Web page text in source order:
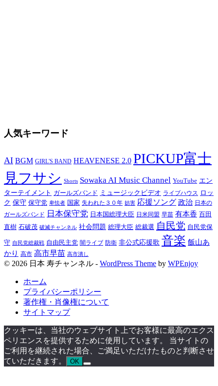
人気キーワード
AI BGM GIRL'S BAND HEAVENESE 2.0 PICKUP富士
見フサシ Shorts Sowaka AI Music Channel YouTube エン
ターテイメント ガールズバンド ミュージックビデオ ライブハウス ロッ
ク 保守 保守党 卑怯者 国家 失われた３０年 妨害 応援ソング 政治 日本の
ガールズバンド
日本保守党 日本国総理大臣 日米同盟 早苗 有本香 百田
直樹 石破茂 破滅チャンネル 社会問題 総理大臣 総裁選 自民党 自民党保
守 自民党総裁戦 自由民主党 闇ライブ 防衛 非公式応援歌 音楽 飯山あ
かり 高市 高市早苗 高市潰し
© 2026 日本 寿チャンネル - WordPress Theme by WPEnjoy
ホーム
プライバシーポリシー
著作権・肖像権について
サイトマップ
クッキーは、当社のウェブサイト上でお客様に最高のエクス
ペリエンスを提供するために使用しています。 当サイトの
ご利用を継続された場合、ご満足いただけたものと判断させ
ていただきます。
OK